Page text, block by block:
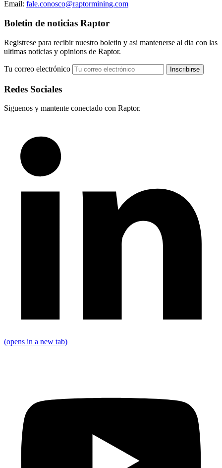
Email: fale.conosco@raptormining.com
Boletin de noticias Raptor
Registrese para recibir nuestro boletin y asi mantenerse al dia con las
ultimas noticias y opinions de Raptor.
Tu correo electrónico
Redes Sociales
Siguenos y mantente conectado con Raptor.
(opens in a new tab)